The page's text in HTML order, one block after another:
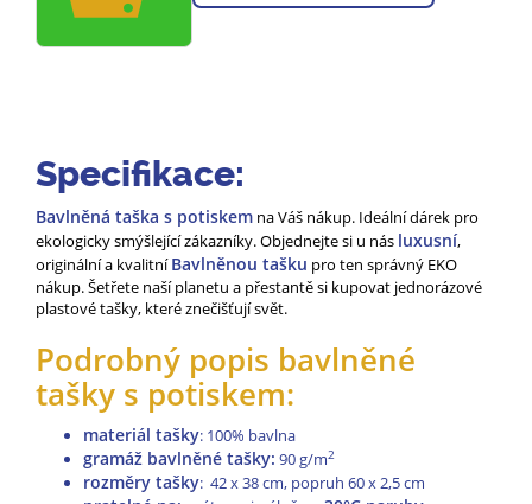
Specifikace:
Bavlněná taška s potiskem na Váš nákup. Ideální dárek pro
ekologicky smýšlející zákazníky. Objednejte si u nás luxusní,
originální a kvalitníBavlněnou tašku pro ten správný EKO
nákup. Šetřete naší planetu a přestantě si kupovat jednorázové
plastové tašky, které znečišťují svět.
Podrobný popis bavlněné
tašky s potiskem:
materiál tašky: 100% bavlna
gramáž bavlněné tašky: 90 g/m2
rozměry tašky: 42 x 38 cm, popruh 60 x 2,5 cm